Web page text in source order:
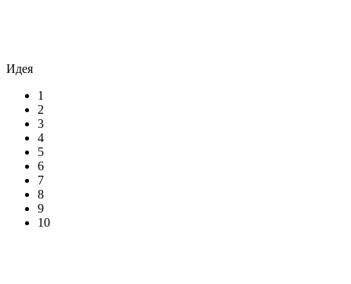
Идея
1
2
3
4
5
6
7
8
9
10